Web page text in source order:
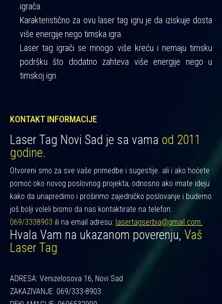
igrača.
Karakteristično za ovu laser tag igru je da iziskuje dosta
više energije nego timska igra.
Laser tag igrači se mnogo više kreću i nemaju timsku
podršku što dodatno zahteva više energije nego u
timskoj igri.
KONTAKT INFORMACIJE
Laser Tag Novi Sad je sa vama od 2011
godine.
Otvoreni smo za sve vaše primedbe i sugestije. ali i ako hoćete
pomoć oko novog poslovnog projekta, odnosno ako imate ideju
kako da unapredimo i proširimo zajedničko poslovanje i budemo
još bolji voleli bismo da nas kontaktirate na telefon:
069/3338903 ili na email adresu: lasertagserbia@gmail.com.
Hvala Vam na ukazanom poverenju, Vaš
Laser Tag
ADRESA: Venizelosova 16, Novi Sad
ZAKAZIVANJE: 069/333-8903